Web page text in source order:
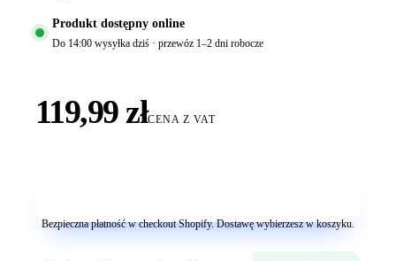
Produkt dostępny online
Do 14:00 wysyłka dziś · przewóz 1–2 dni robocze
119,99 złCENA Z VAT
Bezpieczna płatność w checkout Shopify. Dostawę wybierzesz w koszyku.